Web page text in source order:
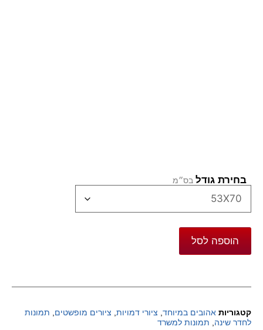
בחירת גודל
הוספה לסל
קטגוריות אהובים במיוחד, ציורי דמויות, ציורים מופשטים, תמונות
לחדר שינה, תמונות למשרד